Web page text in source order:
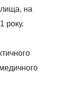
на
року.